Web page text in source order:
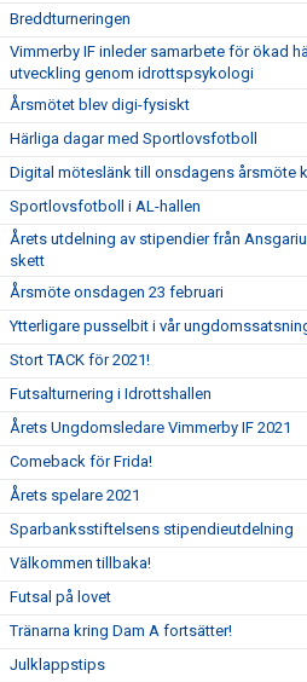
Breddturneringen
Vimmerby IF inleder samarbete för ökad
utveckling genom idrottspsykologi
Årsmötet blev digi-fysiskt
Härliga dagar med Sportlovsfotboll
Digital möteslänk till onsdagens årsmöte
Sportlovsfotboll i AL-hallen
Årets utdelning av stipendier från
skett
Årsmöte onsdagen 23 februari
Ytterligare pusselbit i vår
Stort TACK för 2021!
Futsalturnering i Idrottshallen
Årets Ungdomsledare Vimmerby IF 2021
Comeback för Frida!
Årets spelare 2021
Sparbanksstiftelsens stipendieutdelning
Välkommen tillbaka!
Futsal på lovet
Tränarna kring Dam A fortsätter!
Julklappstips